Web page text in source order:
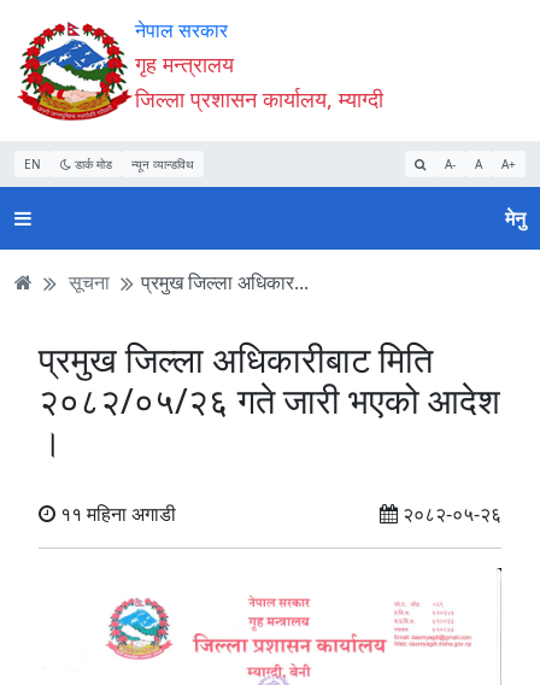
Accessibility
Mode
सुरु
गर्नुहोस्
सामाग्री
पढ्नुहाेस्
नेभिगेसन
पढ्नुहाेस्
वेबसाइट
खोजमा
जानुहोस्
नेपाल सरकार
गृह मन्त्रालय
जिल्ला प्रशासन कार्यालय, म्याग्दी
EN डार्क मोड न्यून व्यान्डविथ A- A A+
मेनु
सूचना प्रमुख जिल्ला अधिकार...
प्रमुख जिल्ला अधिकारीबाट मिति
२०८२/०५/२६ गते जारी भएको आदेश
।
११ महिना अगाडी २०८२-०५-२६